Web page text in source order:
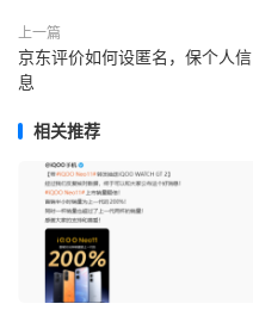
上一篇
京东评价如何设匿名，保个人信
息
相关推荐